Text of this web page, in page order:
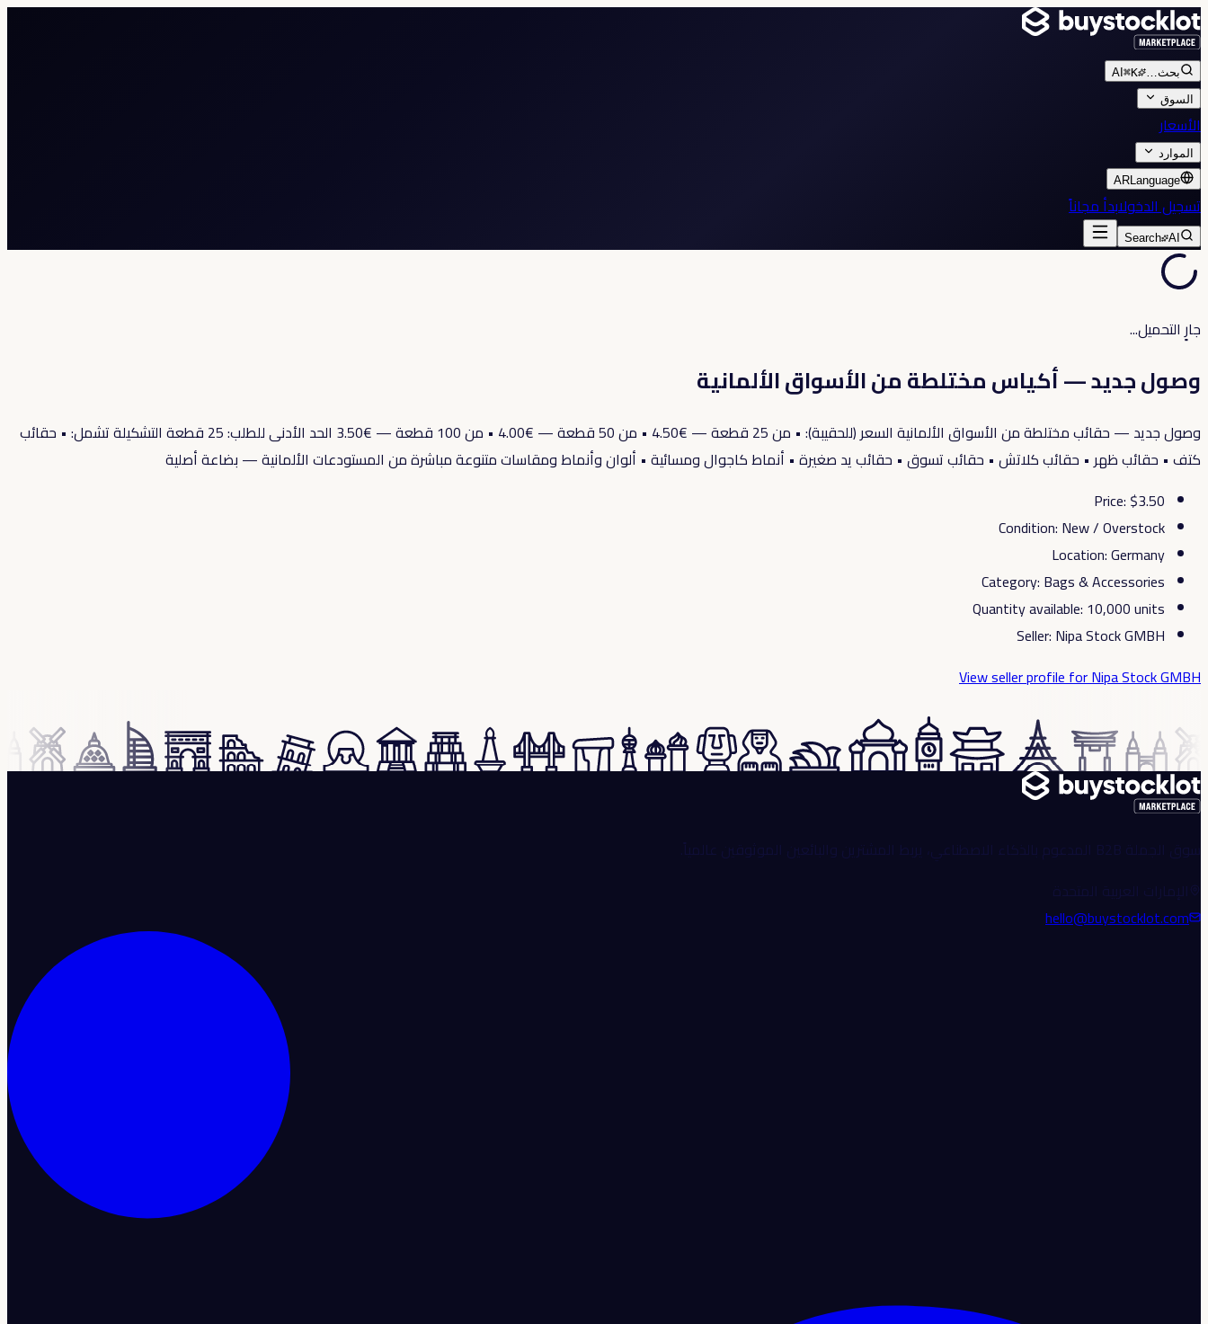
بحث…
AI ⌘K
السوق
الأسعار
الموارد
ARLanguage
تسجيل الدخولابدأ مجاناً
Search AI
جارٍ التحميل...
وصول جديد — أكياس مختلطة من الأسواق الألمانية
وصول جديد — حقائب مختلطة من الأسواق الألمانية السعر (للحقيبة): • من 25 قطعة — €4.50 • من 50 قطعة — €4.00 • من 100 قطعة — €3.50 الحد الأدنى للطلب: 25 قطعة التشكيلة تشمل: • حقائب
كتف • حقائب ظهر • حقائب كلاتش • حقائب تسوق • حقائب يد صغيرة • أنماط كاجوال ومسائية • ألوان وأنماط ومقاسات متنوعة مباشرة من المستودعات الألمانية — بضاعة أصلية
Price: $3.50
Condition: New / Overstock
Location:Germany
Category: Bags & Accessories
Quantity available: 10,000units
Seller: Nipa Stock GMBH
View seller profilefor Nipa Stock GMBH
سوق الجملة B2B المدعوم بالذكاء الاصطناعي، يربط المشترين والبائعين الموثوقين عالمياً.
الإمارات العربية المتحدة
hello@buystocklot.com